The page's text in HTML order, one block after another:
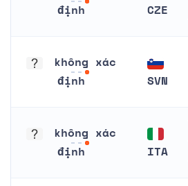
định
CZE
Cộng Hoà
không xác
định
SVN
không xác
định
ITA